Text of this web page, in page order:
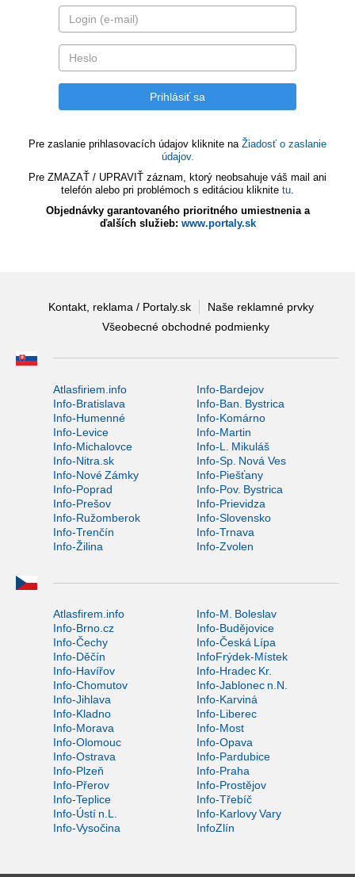
Pre zaslanie prihlasovacích údajov kliknite na Žiadosť o zaslanie
údajov.
Pre ZMAZAŤ / UPRAVIŤ záznam, ktorý neobsahuje váš mail ani
telefón alebo pri problémoch s editáciou kliknite tu.
Objednávky garantovaného prioritného umiestnenia a
ďalších služieb: www.portaly.sk
Kontakt, reklama / Portaly.sk
Naše reklamné prvky
Všeobecné obchodné podmienky
Atlasfiriem.info
Info-Bardejov
Info-Bratislava
Info-Ban. Bystrica
Info-Humenné
Info-Komárno
Info-Levice
Info-Martin
Info-Michalovce
Info-L. Mikuláš
Info-Nitra.sk
Info-Sp. Nová Ves
Info-Nové Zámky
Info-Piešťany
Info-Poprad
Info-Pov. Bystrica
Info-Prešov
Info-Prievidza
Info-Ružomberok
Info-Slovensko
Info-Trenčín
Info-Trnava
Info-Žilina
Info-Zvolen
Atlasfirem.info
Info-M. Boleslav
Info-Brno.cz
Info-Budějovice
Info-Čechy
Info-Česká Lípa
Info-Děčín
InfoFrýdek-Místek
Info-Havířov
Info-Hradec Kr.
Info-Chomutov
Info-Jablonec n.N.
Info-Jihlava
Info-Karviná
Info-Kladno
Info-Liberec
Info-Morava
Info-Most
Info-Olomouc
Info-Opava
Info-Ostrava
Info-Pardubice
Info-Plzeň
Info-Praha
Info-Přerov
Info-Prostějov
Info-Teplice
Info-Třebíč
Info-Ústí n.L.
Info-Karlovy Vary
Info-Vysočina
InfoZlín